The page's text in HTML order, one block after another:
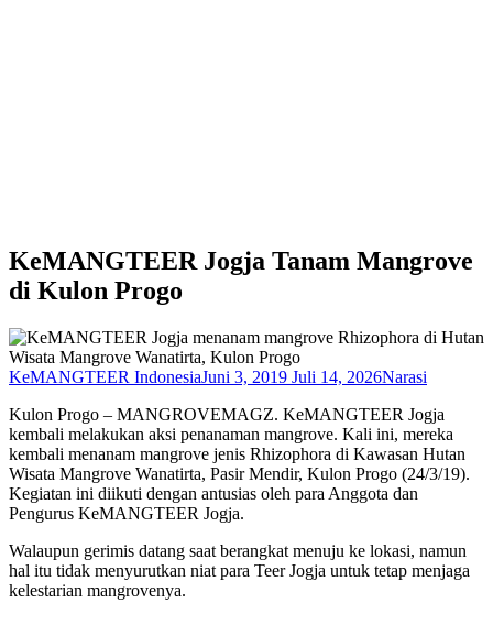
KeMANGTEER Jogja Tanam Mangrove
di Kulon Progo
KeMANGTEER IndonesiaJuni 3, 2019 Juli 14, 2026Narasi
Kulon Progo – MANGROVEMAGZ. KeMANGTEER Jogja
kembali melakukan aksi penanaman mangrove. Kali ini, mereka
kembali menanam mangrove jenis Rhizophora di Kawasan Hutan
Wisata Mangrove Wanatirta, Pasir Mendir, Kulon Progo (24/3/19).
Kegiatan ini diikuti dengan antusias oleh para Anggota dan
Pengurus KeMANGTEER Jogja.
Walaupun gerimis datang saat berangkat menuju ke lokasi, namun
hal itu tidak menyurutkan niat para Teer Jogja untuk tetap menjaga
kelestarian mangrovenya.